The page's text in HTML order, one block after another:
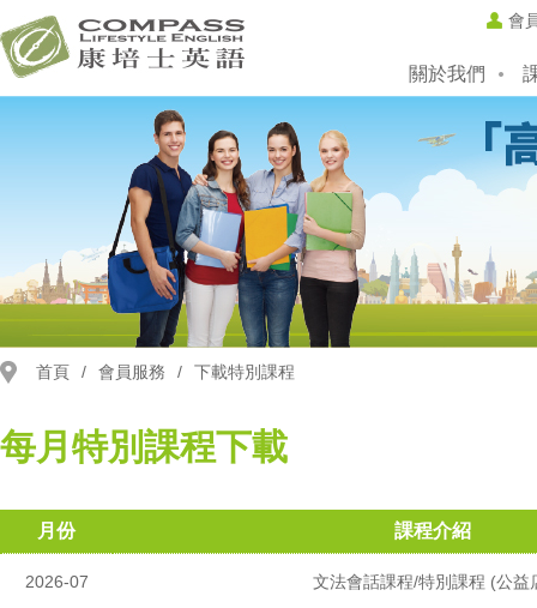
會
關於我們
首頁 / 會員服務 / 下載特別課程
每月特別課程下載
月份 課程介紹
2026-07 文法會話課程/特別課程 (公益